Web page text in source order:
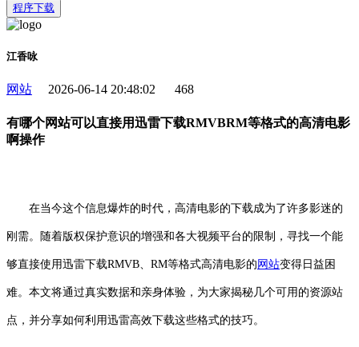
程序下载
江香咏
网站 2026-06-14 20:48:02 468
有哪个网站可以直接用迅雷下载RMVBRM等格式的高清电影
啊操作
在当今这个信息爆炸的时代，高清电影的下载成为了许多影迷的
刚需。随着版权保护意识的增强和各大视频平台的限制，寻找一个能
够直接使用迅雷下载RMVB、RM等格式高清电影的 网站变得日益困
难。本文将通过真实数据和亲身体验，为大家揭秘几个可用的资源站
点，并分享如何利用迅雷高效下载这些格式的技巧。